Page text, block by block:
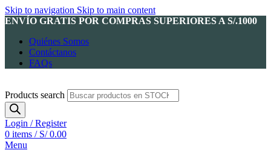
Skip to navigation Skip to main content
ENVÍO GRATIS POR COMPRAS SUPERIORES A S/.1000
Quiénes Somos
Contáctanos
FAQs
Products search
Login / Register
0 items / S/0.00
Menu